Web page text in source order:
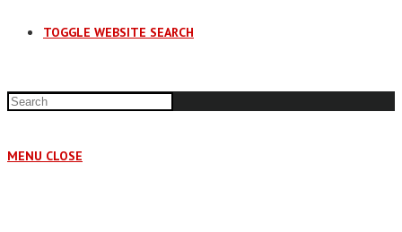
TOGGLE WEBSITE SEARCH
MENU CLOSE